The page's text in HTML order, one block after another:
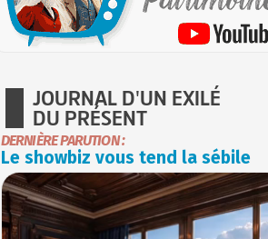
JOURNAL D'UN EXILÉ
DU PRÉSENT
DERNIÈRE PARUTION :
Le showbiz vous tend la sébile